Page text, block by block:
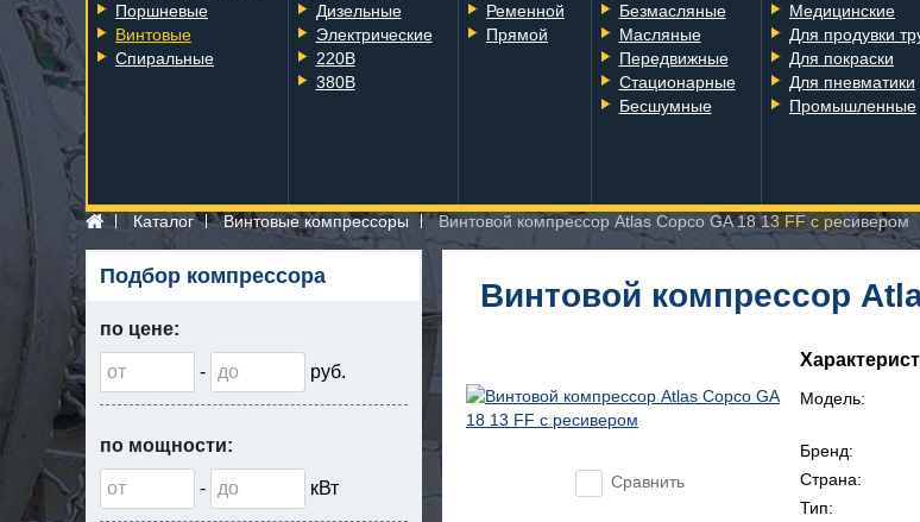
Поршневые
Винтовые
Спиральные
Дизельные
Электрические
220В
380В
Ременной
Прямой
Безмасляные
Масляные
Передвижные
Стационарные
Бесшумные
Медицинские
Для продувки
Для покраски
Для пневматики
Промышленные
Каталог Винтовые компрессоры Винтовой компрессор Atlas Copco GA 18 13 FF с ресивером
Подбор компрессора
по цене:
- руб.
по мощности:
- кВт
Винтовой компрессор
Сравнить
Модель:
Бренд:
Страна:
Тип: